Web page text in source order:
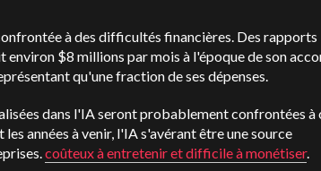
à des difficultés financières. Des rapports
environ $8 millions par mois à l'époque de son
qu'une fraction de ses dépenses.
dans l'IA seront probablement confrontées à
années à venir, l'IA s'avérant être une source
coûteux à entretenir et difficile à monétiser.